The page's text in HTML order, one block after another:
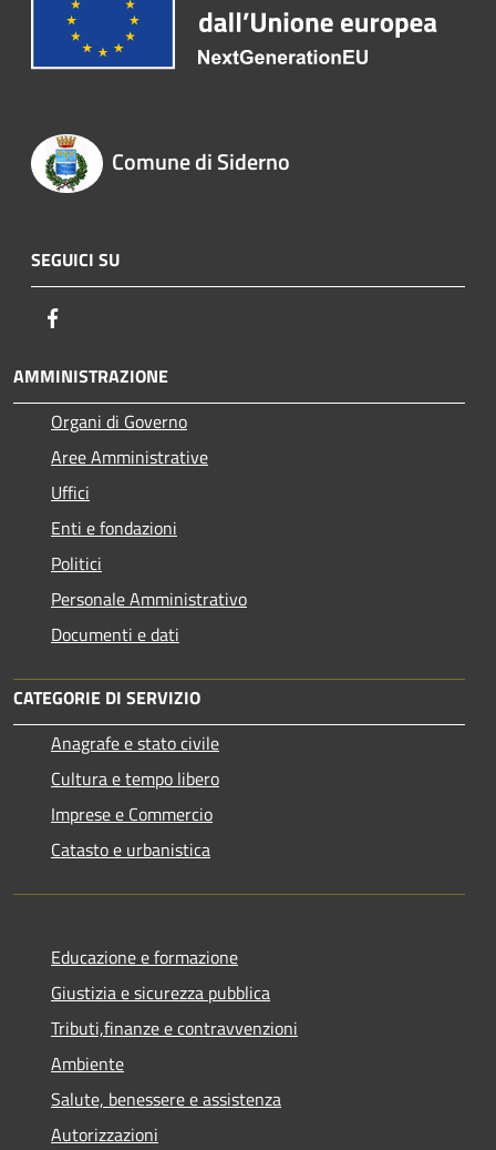
Comune di Siderno
SEGUICI SU
AMMINISTRAZIONE
Organi di Governo
Aree Amministrative
Uffici
Enti e fondazioni
Politici
Personale Amministrativo
Documenti e dati
CATEGORIE DI SERVIZIO
Anagrafe e stato civile
Cultura e tempo libero
Imprese e Commercio
Catasto e urbanistica
Educazione e formazione
Giustizia e sicurezza pubblica
Tributi,finanze e contravvenzioni
Ambiente
Salute, benessere e assistenza
Autorizzazioni